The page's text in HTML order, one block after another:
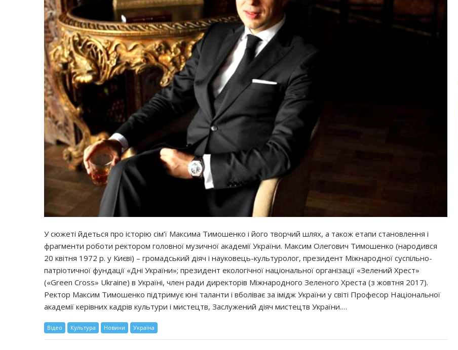
У сюжеті йдеться про історію сім’ї Максима Тимошенко і його творчий шлях, а також етапи становлення і
фрагменти роботи ректором головної музичної академії України. Максим Олегович Тимошенко (народився
20 квітня 1972 р. у Києві) – громадський діяч і науковець-культуролог, президент Міжнародної суспільно-
патріотичної фундації «Дні України»; президент екологічної національної організації «Зелений Хрест»
(«Green Cross» Ukraine) в Україні, член ради директорів Міжнародного Зеленого Хреста (з жовтня 2017).
Ректор Максим Тимошенко підтримує юні таланти і вболіває за імідж України у світі Професор Національної
академії керівних кадрів культури і мистецтв, Заслужений діяч мистецтв України.…
Відео Культура Новини Україна